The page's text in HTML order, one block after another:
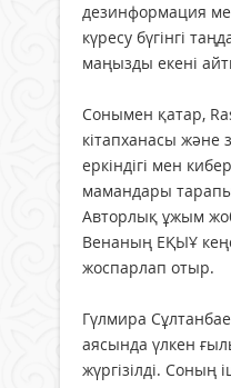
дезинформация
күресу бүгінгі
маңызды екені
Сонымен қатар,
кітапханасы және
еркіндігі мен
мамандары
Авторлық ұжым
Венаның ЕҚЫҰ
жоспарлап отыр.
Гүлмира
аясында үлкен
жүргізілді. Соның